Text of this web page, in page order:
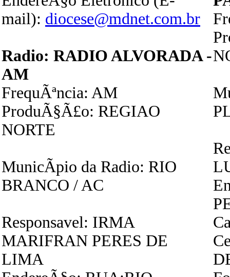
mail): diocese@mdnet.com.br
Radio: RADIO ALVORADA -
AM
FrequÃªncia: AM
ProduÃ§Ã£o: REGIAO
NORTE
MunicÃ­pio da Radio: RIO
BRANCO / AC
Responsavel: IRMA
MARIFRAN PERES DE
LIMA